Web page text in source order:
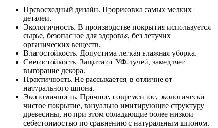
Превосходный дизайн. Прорисовка самых мелких
деталей.
Экологичность. В производстве покрытия используется
сырье, безопасное для здоровья, без летучих
органических веществ.
Влагостойкость. Допустима легкая влажная уборка.
Светостойкость. Защита от УФ-лучей, замедляет
выгорание декора.
Практичность. Не рассыхается, в отличие от
натурального шпона.
Экономичность. Прочное, современное, экологически
чистое покрытие, визуально имитирующие структуру
древесины, но при этом обладающие более низкой
себестоимостью по сравнению с натуральным шпоном.